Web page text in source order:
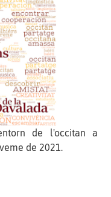
de l'occitan a
de 2021.